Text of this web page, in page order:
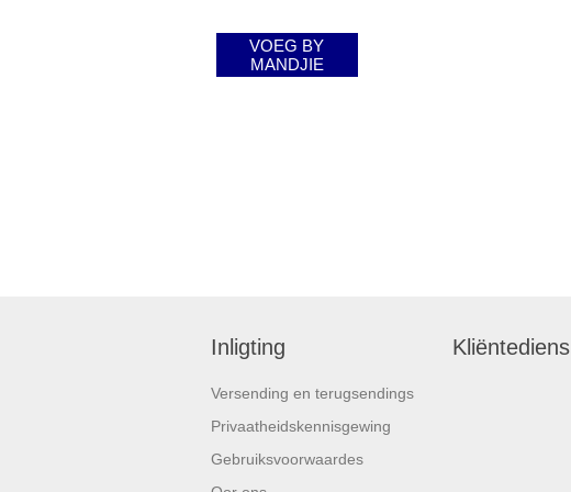
VOEG BY
MANDJIE
Inligting
Versending en terugsendings
Privaatheidskennisgewing
Gebruiksvoorwaardes
Kliëntediens